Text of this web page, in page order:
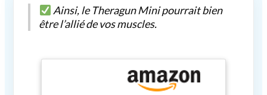
Ainsi, le Theragun Mini pourrait bien
être l’allié de vos muscles.